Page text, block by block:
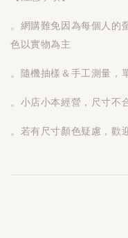
。網購難免因為每個人的
色以實物為主
。隨機抽樣＆手工測量，
。小店小本經營，尺寸不
。若有尺寸顏色疑慮，歡